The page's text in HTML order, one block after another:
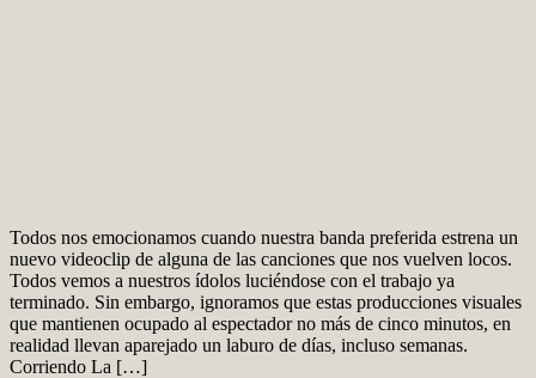
Todos nos emocionamos cuando nuestra banda preferida estrena un
nuevo videoclip de alguna de las canciones que nos vuelven locos.
Todos vemos a nuestros ídolos luciéndose con el trabajo ya
terminado. Sin embargo, ignoramos que estas producciones visuales
que mantienen ocupado al espectador no más de cinco minutos, en
realidad llevan aparejado un laburo de días, incluso semanas.
Corriendo La […]